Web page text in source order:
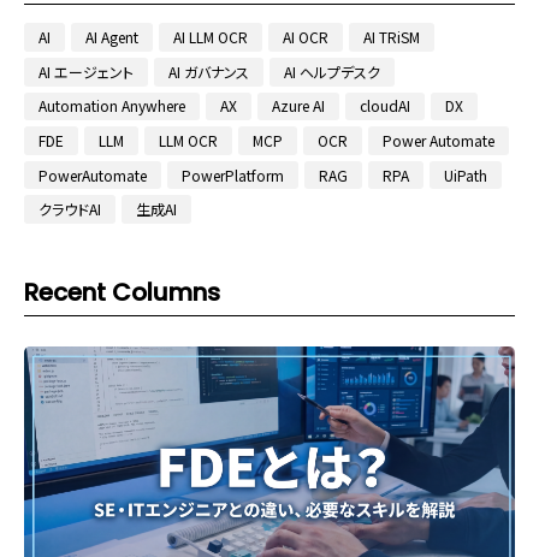
AI AI Agent AI LLM OCR AI OCR
AI TRiSM
AI エージェント
AI ガバナンス
AI ヘルプデスク
Automation Anywhere
AX Azure AI cloudAI
DX
FDE
LLM LLM OCR MCP OCR
Power Automate
PowerAutomate
PowerPlatform RAG RPA
UiPath
クラウドAI
生成AI
Recent Columns